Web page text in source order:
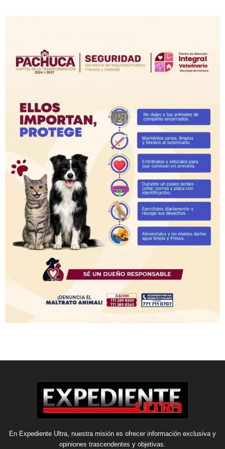
En Expediente Ultra, nuestra misión es ofrecer información exclusiva y
opiniones trascendentes y objetivas.